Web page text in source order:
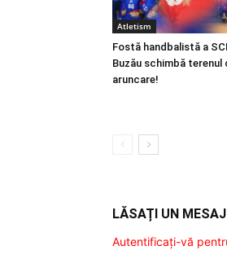
Atletism
Fostă handbalistă a
Buzău schimbă terenul
aruncare!
LĂSAȚI UN MESAJ
Autentificați-vă